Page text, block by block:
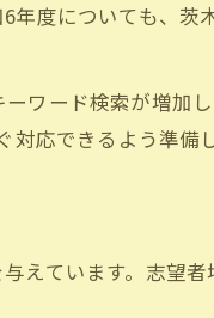
度についても、茨
ワード検索が増加
応できるよう準備
えています。志望